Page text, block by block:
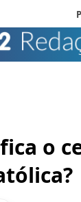
o